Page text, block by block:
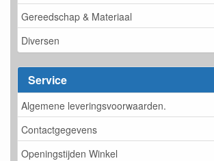
Gereedschap & Materiaal
Diversen
Service
Algemene leveringsvoorwaarden.
Contactgegevens
Openingstijden Winkel